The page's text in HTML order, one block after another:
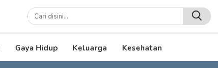
Gaya Hidup Keluarga Kesehatan